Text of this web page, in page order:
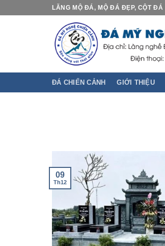
LĂNG MỘ ĐÁ, MỘ ĐÁ ĐẸP, CỘT ĐÁ
ĐÁ CHIẾN CẢNH GIỚI THIỆU
09
Th12